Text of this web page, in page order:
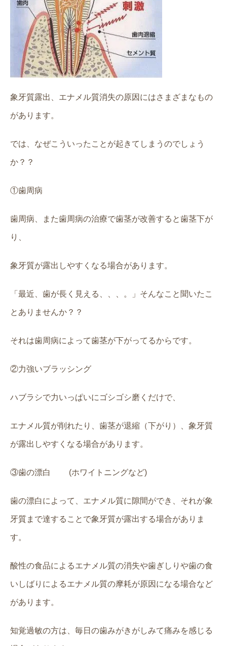
象牙質露出、エナメル質消失の原因にはさまざまなもの
があります。
では、なぜこういったことが起きてしまうのでしょう
か？？
①歯周病
歯周病、また歯周病の治療で歯茎が改善すると歯茎下が
り、
象牙質が露出しやすくなる場合があります。
「最近、歯が長く見える、、、。」そんなこと聞いたこ
とありませんか？？
それは歯周病によって歯茎が下がってるからです。
②力強いブラッシング
ハブラシで力いっぱいにゴシゴシ磨くだけで、
エナメル質が削れたり、歯茎が退縮（下がり）、象牙質
が露出しやすくなる場合があります。
③歯の漂白 (ホワイトニングなど)
歯の漂白によって、エナメル質に隙間ができ、それが象
牙質まで達することで象牙質が露出する場合がありま
す。
酸性の食品によるエナメル質の消失や歯ぎしりや歯の食
いしばりによるエナメル質の摩耗が原因になる場合など
があります。
知覚過敏の方は、毎日の歯みがきがしみて痛みを感じる